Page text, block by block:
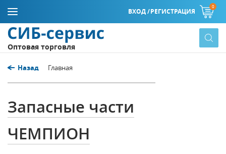
ВХОД /РЕГИСТРАЦИЯ
0
Оптовая торговля
Назад Главная
Запасные части
ЧЕМПИОН